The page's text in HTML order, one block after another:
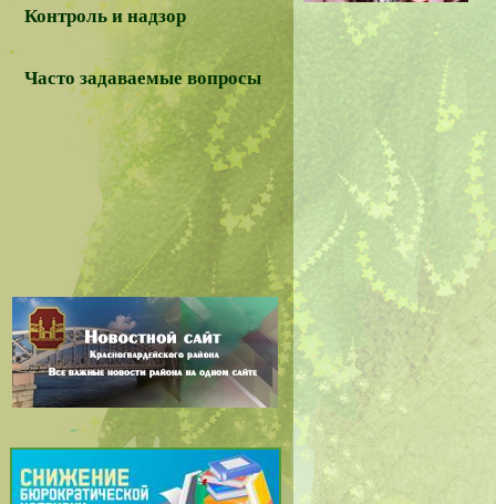
Контроль и надзор
Часто задаваемые вопросы